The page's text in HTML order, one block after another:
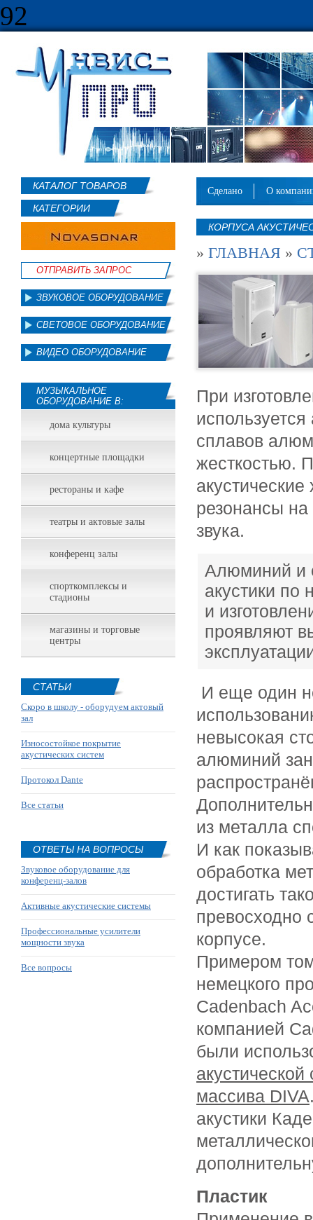
92
КАТАЛОГ ТОВАРОВ
КАТЕГОРИИ
ОТПРАВИТЬ ЗАПРОС
ЗВУКОВОЕ ОБОРУДОВАНИЕ
СВЕТОВОЕ ОБОРУДОВАНИЕ
ВИДЕО ОБОРУДОВАНИЕ
МУЗЫКАЛЬНОЕ
ОБОРУДОВАНИЕ В:
дома культуры
концертные площадки
рестораны и кафе
театры и актовые залы
конференц залы
спорткомплексы и
стадионы
магазины и торговые
центры
СТАТЬИ
Скоро в школу - оборудуем актовый
зал
Износостойкое покрытие
акустических систем
Протокол Dante
Все статьи
ОТВЕТЫ НА ВОПРОСЫ
Звуковое оборудование для
конференц-залов
Активные акустические системы
Профессиональные усилители
мощности звука
Все вопросы
сделано о
КОРПУСА
» ГЛАВНАЯ »
При
сплавов
жесткостью.
акустические
резонансы на
звука.
Алюминий и
акустики по
и
проявляют
И еще один
невысокая
алюминий
из металла
И как
обработка
достигать
превосходно
корпусе.
Примером
немецкого
Cadenbach
компанией
были
массива DIVA
акустики
Пластик